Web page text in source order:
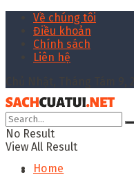
Về chúng tôi
Điều khoản
Chính sách
Liên hệ
No Result
View All Result
Home